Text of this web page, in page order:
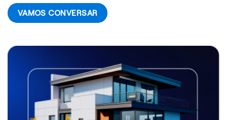
VAMOS CONVERSAR